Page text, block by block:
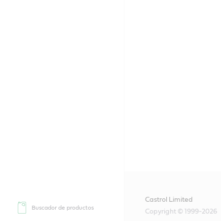
Buscador de productos
Castrol Limited
Copyright © 1999-2026